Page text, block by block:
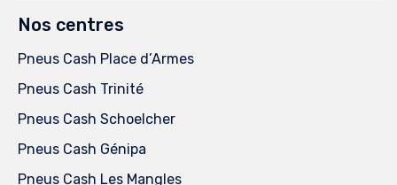
Nos centres
Pneus Cash Place d’Armes
Pneus Cash Trinité
Pneus Cash Schoelcher
Pneus Cash Génipa
Pneus Cash Les Mangles